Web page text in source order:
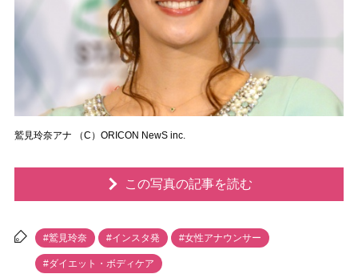
鷲見玲奈アナ （C）ORICON NewS inc.
この写真の記事を読む
#鷲見玲奈 #インスタ発 #女性アナウンサー
#ダイエット・ボディケア